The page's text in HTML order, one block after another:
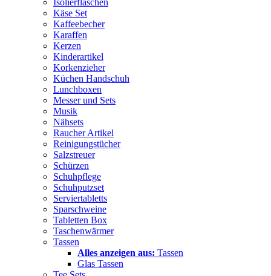
Isolierflaschen
Käse Set
Kaffeebecher
Karaffen
Kerzen
Kinderartikel
Korkenzieher
Küchen Handschuh
Lunchboxen
Messer und Sets
Musik
Nähsets
Raucher Artikel
Reinigungstücher
Salzstreuer
Schürzen
Schuhpflege
Schuhputzset
Serviertabletts
Sparschweine
Tabletten Box
Taschenwärmer
Tassen
Alles anzeigen aus: Tassen
Glas Tassen